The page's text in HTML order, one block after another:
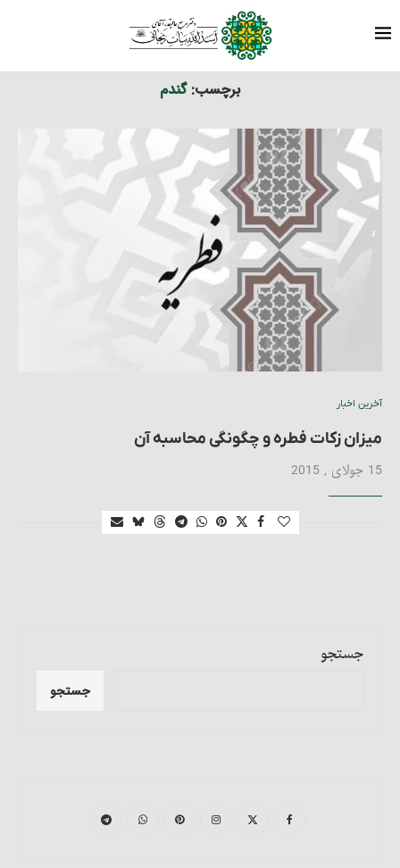
نوشته های برچسب شده با "گندم"
برچسب:گندم
آخرین اخبار
میزان زکات فطره و چگونگی محاسبه آن
15 جولای , 2015
جستجو
جستجو